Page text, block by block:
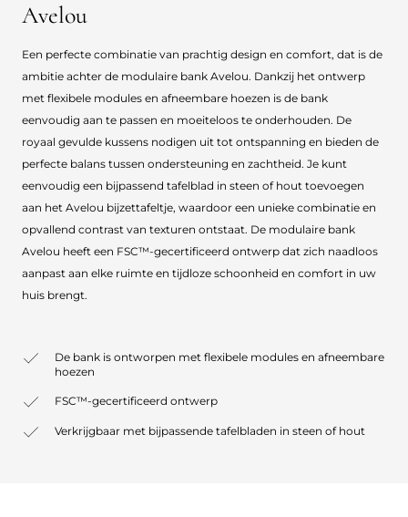
Avelou
Een perfecte combinatie van prachtig design en comfort, dat is de
ambitie achter de modulaire bank Avelou. Dankzij het ontwerp
met flexibele modules en afneembare hoezen is de bank
eenvoudig aan te passen en moeiteloos te onderhouden. De
royaal gevulde kussens nodigen uit tot ontspanning en bieden de
perfecte balans tussen ondersteuning en zachtheid. Je kunt
eenvoudig een bijpassend tafelblad in steen of hout toevoegen
aan het Avelou bijzettafeltje, waardoor een unieke combinatie en
opvallend contrast van texturen ontstaat. De modulaire bank
Avelou heeft een FSC™-gecertificeerd ontwerp dat zich naadloos
aanpast aan elke ruimte en tijdloze schoonheid en comfort in uw
huis brengt.
De bank is ontworpen met flexibele modules en afneembare
hoezen
FSC™-gecertificeerd ontwerp
Verkrijgbaar met bijpassende tafelbladen in steen of hout